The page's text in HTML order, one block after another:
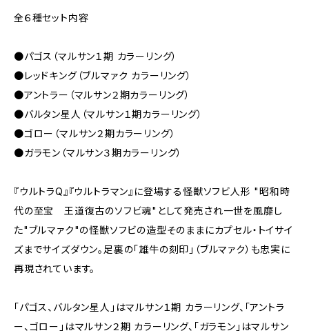
全６種セット内容
●パゴス（マルサン１期 カラーリング）
●レッドキング（ブルマァク カラーリング）
●アントラー（マルサン２期カラーリング）
●バルタン星人（マルサン１期カラーリング）
●ゴロー（マルサン２期カラーリング）
●ガラモン（マルサン３期カラーリング）
『ウルトラQ』『ウルトラマン』に登場する怪獣ソフビ人形 "昭和時
代の至宝 王道復古のソフビ魂"として発売され一世を風靡し
た"ブルマァク"の怪獣ソフビの造型そのままにカプセル・トイサイ
ズまでサイズダウン。足裏の「雄牛の刻印」（ブルマァク）も忠実に
再現されています。
「パゴス、バルタン星人」はマルサン１期 カラーリング、「アントラ
ー、ゴロー」はマルサン２期 カラーリング、「ガラモン」はマルサン